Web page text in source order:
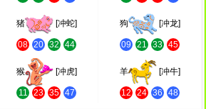
猪 [冲蛇]
08 20 32 44
狗 [冲龙]
09 21 33 45
猴 [冲虎]
11 23 35 47
羊 [冲牛]
12 24 36 48